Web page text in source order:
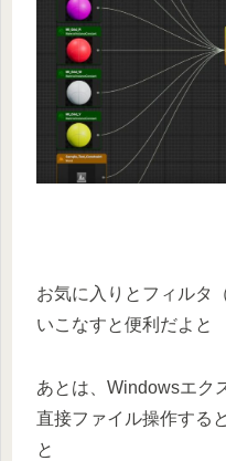
お気に入りとフィルタ
いこなすと便利だよと
あとは、Windowsエク
直接ファイル操作する
と